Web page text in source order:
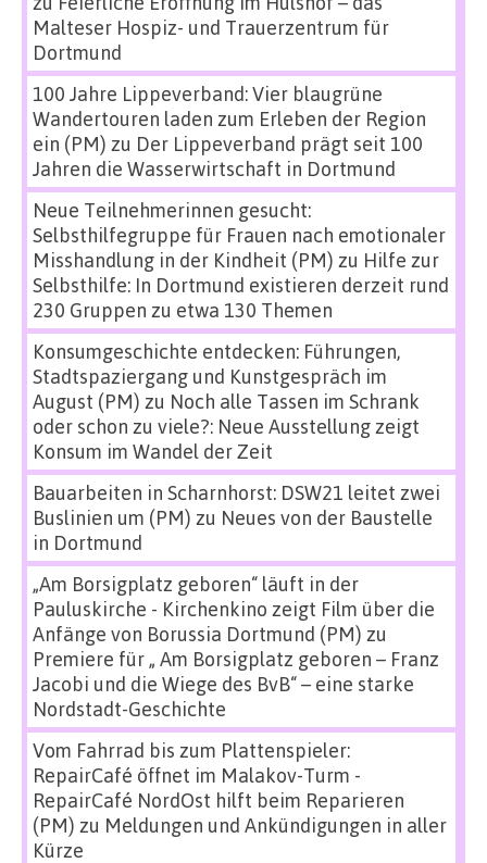
Malteser Hospiz- und Trauerzentrum für
Dortmund
100 Jahre Lippeverband: Vier blaugrüne
Wandertouren laden zum Erleben der Region
ein (PM) zu Der Lippeverband prägt seit 100
Jahren die Wasserwirtschaft in Dortmund
Neue Teilnehmerinnen gesucht:
Selbsthilfegruppe für Frauen nach emotionaler
Misshandlung in der Kindheit (PM) zu Hilfe zur
Selbsthilfe: In Dortmund existieren derzeit rund
230 Gruppen zu etwa 130 Themen
Konsumgeschichte entdecken: Führungen,
Stadtspaziergang und Kunstgespräch im
August (PM) zu Noch alle Tassen im Schrank
oder schon zu viele?: Neue Ausstellung zeigt
Konsum im Wandel der Zeit
Bauarbeiten in Scharnhorst: DSW21 leitet zwei
Buslinien um (PM) zu Neues von der Baustelle
in Dortmund
„Am Borsigplatz geboren“ läuft in der
Pauluskirche - Kirchenkino zeigt Film über die
Anfänge von Borussia Dortmund (PM) zu
Premiere für „ Am Borsigplatz geboren – Franz
Jacobi und die Wiege des BvB“ – eine starke
Nordstadt-Geschichte
Vom Fahrrad bis zum Plattenspieler:
RepairCafé öffnet im Malakov-Turm -
RepairCafé NordOst hilft beim Reparieren
(PM) zu Meldungen und Ankündigungen in aller
Kürze